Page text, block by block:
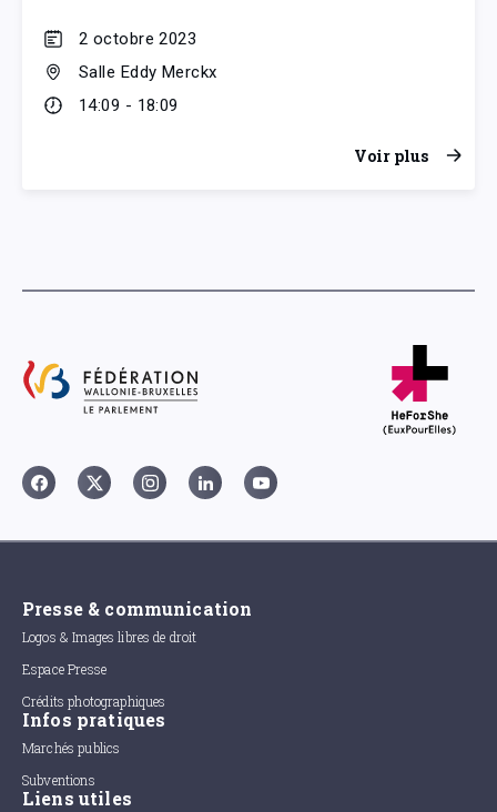
2 octobre 2023
Salle Eddy Merckx
14:09 - 18:09
Voir plus
Presse & communication
Logos & Images libres de droit
Espace Presse
Crédits photographiques
Infos pratiques
Marchés publics
Subventions
Liens utiles